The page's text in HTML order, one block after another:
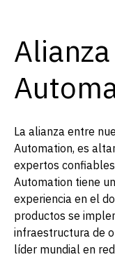
La alianza entre
Automation, es
expertos
Automation tiene
experiencia en el
productos se
infraestructura de
líder mundial en